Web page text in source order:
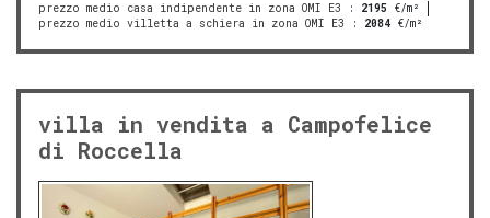
prezzo medio casa indipendente in zona OMI E3 : 2195 €/m²
prezzo medio villetta a schiera in zona OMI E3 : 2084 €/m²
villa in vendita a Campofelice
di Roccella